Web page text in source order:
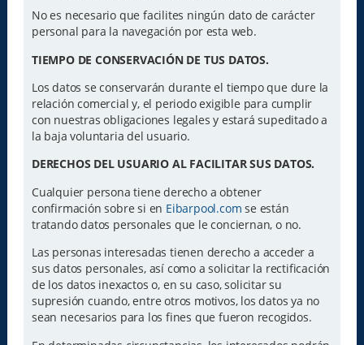
No es necesario que facilites ningún dato de carácter
personal para la navegación por esta web.
TIEMPO DE CONSERVACIÓN DE TUS DATOS.
Los datos se conservarán durante el tiempo que dure la
relación comercial y, el periodo exigible para cumplir
con nuestras obligaciones legales y estará supeditado a
la baja voluntaria del usuario.
DERECHOS DEL USUARIO AL FACILITAR SUS DATOS.
Cualquier persona tiene derecho a obtener
confirmación sobre si en Eibarpool.com se están
tratando datos personales que le conciernan, o no.
Las personas interesadas tienen derecho a acceder a
sus datos personales, así como a solicitar la rectificación
de los datos inexactos o, en su caso, solicitar su
supresión cuando, entre otros motivos, los datos ya no
sean necesarios para los fines que fueron recogidos.